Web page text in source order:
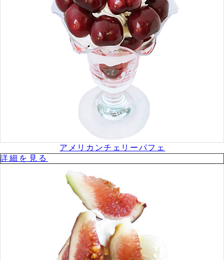
アメリカンチェリーパフェ
詳細を⾒る